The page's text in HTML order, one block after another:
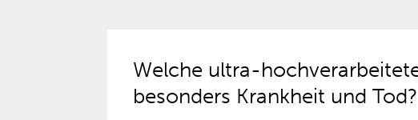
Welche ultra-
besonders Krankheit und Tod?